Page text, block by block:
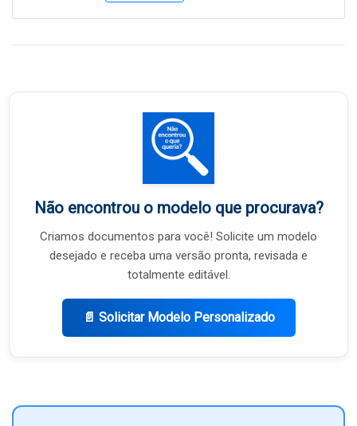
Não encontrou o modelo que procurava?
Criamos documentos para você! Solicite um modelo
desejado e receba uma versão pronta, revisada e
totalmente editável.
📄 Solicitar Modelo Personalizado